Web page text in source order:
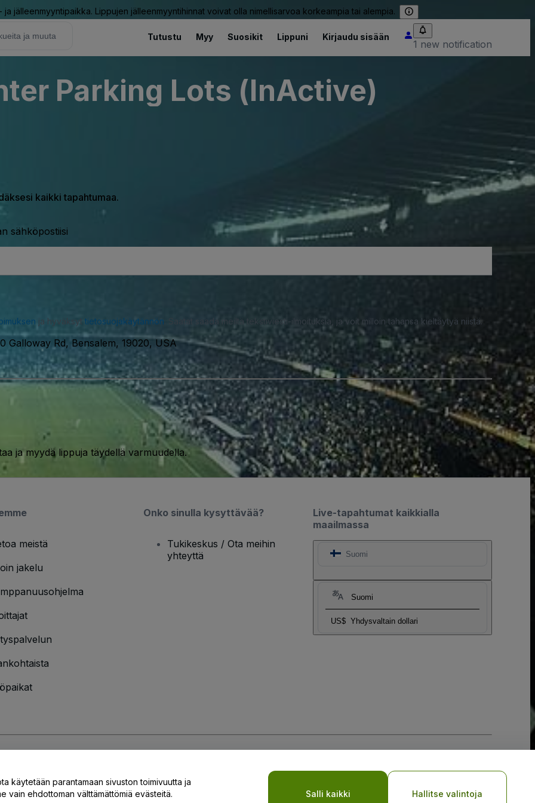
ja jälleenmyyntipaikka. Lippujen jälleenmyyntihinnat voivat olla nimellisarvoa korkeampia tai alempia.
Tutustu Myy Suosikit Lippuni Kirjaudu sisään
1 new notification
Parking Lots (InActive)
kaikki tapahtumaa.
sähköpostiisi
ja hyväksyt tietosuojakäytännön . Saatat saada meiltä tekstiviesti-ilmoituksia, ja voit milloin tahansa kieltäytyä niistä.
Galloway Rd, Bensalem, 19020, USA
ja myydä lippuja täydellä varmuudella.
Live-tapahtumat kaikkialla
maailmassa
Suomi
Suomi
US$ Yhdysvaltain dollari
meistä
jakelu
Onko sinulla kysyttävää?
Tukikeskus / Ota meihin
yhteyttä
käytetään parantamaan sivuston toimivuutta ja
vain ehdottoman välttämättömiä evästeitä.
Salli kaikki Hallitse valintoja